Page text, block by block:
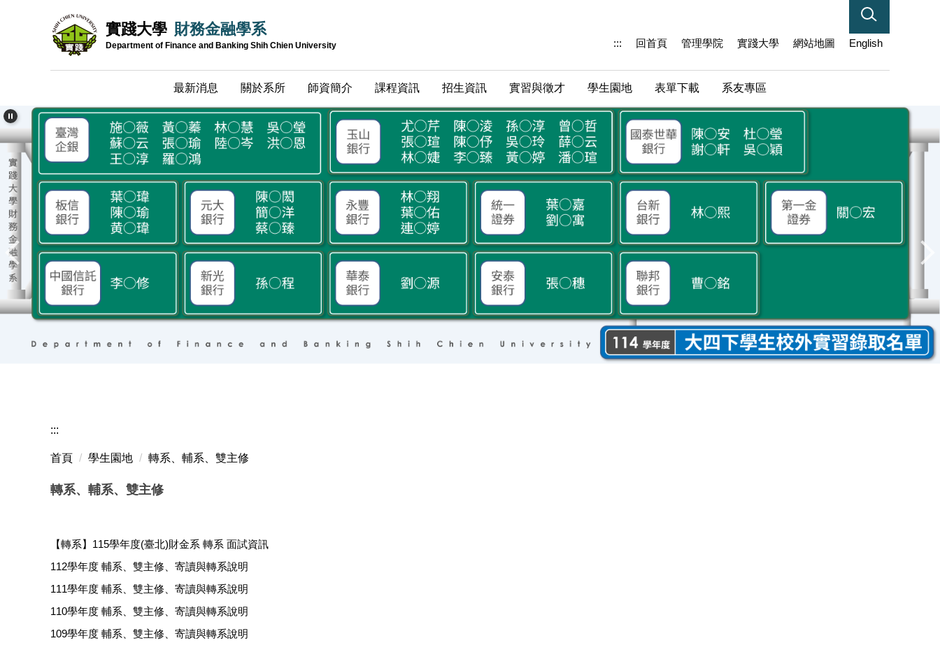
區
實踐大學 財務金融學系
Department of Finance and Banking Shih Chien University ::: 回首頁 管理學院 實踐大學 網站地圖 English
最新消息 關於系所 師資簡介 課程資訊 招生資訊 實習與徵才 學生園地 表單下載 系友專區
:::
首頁 學生園地 轉系、輔系、雙主修
轉系、輔系、雙主修
【轉系】115學年度(臺北)財金系 轉系 面試資訊
112學年度 輔系、雙主修、寄讀與轉系說明
111學年度 輔系、雙主修、寄讀與轉系說明
110學年度 輔系、雙主修、寄讀與轉系說明
109學年度 輔系、雙主修、寄讀與轉系說明